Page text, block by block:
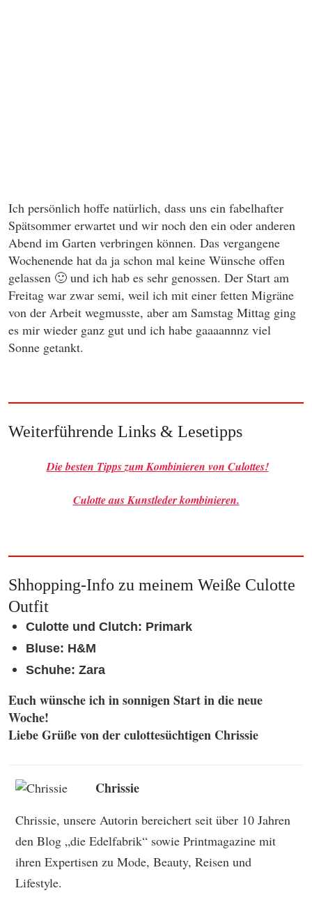
Ich persönlich hoffe natürlich, dass uns ein fabelhafter
Spätsommer erwartet und wir noch den ein oder anderen
Abend im Garten verbringen können. Das vergangene
Wochenende hat da ja schon mal keine Wünsche offen
gelassen 🙂 und ich hab es sehr genossen. Der Start am
Freitag war zwar semi, weil ich mit einer fetten Migräne
von der Arbeit wegmusste, aber am Samstag Mittag ging
es mir wieder ganz gut und ich habe gaaaannnz viel
Sonne getankt.
Weiterführende Links & Lesetipps
Die besten Tipps zum Kombinieren von Culottes!
Culotte aus Kunstleder kombinieren.
Shhopping-Info zu meinem Weiße Culotte
Outfit
Culotte und Clutch: Primark
Bluse: H&M
Schuhe: Zara
Euch wünsche ich in sonnigen Start in die neue
Woche!
Liebe Grüße von der culottesüchtigen Chrissie
Chrissie
Chrissie, unsere Autorin bereichert seit über 10 Jahren
den Blog „die Edelfabrik“ sowie Printmagazine mit
ihren Expertisen zu Mode, Beauty, Reisen und
Lifestyle.